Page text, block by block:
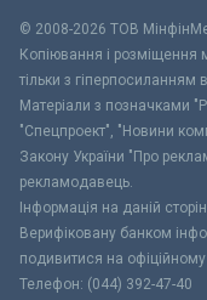
© 2008-2026 ТОВ
Копіювання і розміщення
тільки з
Матеріали з позначками
"Спецпроект", "Новини
Закону України "Про
рекламодавець.
Інформація на даній
Верифіковану банком
подивитися на офіційному
Телефон: (044) 392-47-40